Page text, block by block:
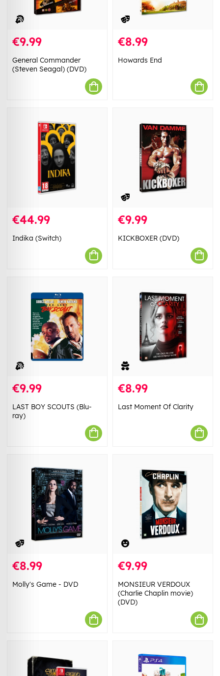
€9.99
General Commander
(Steven Seagal) (DVD)
€8.99
Howards End
€44.99
Indika (Switch)
€9.99
KICKBOXER (DVD)
€9.99
LAST BOY SCOUTS (Blu-
ray)
€8.99
Last Moment Of Clarity
€8.99
Molly's Game - DVD
€9.99
MONSIEUR VERDOUX
(Charlie Chaplin movie)
(DVD)